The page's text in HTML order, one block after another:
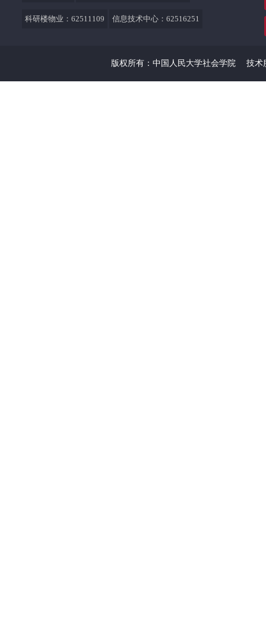
科研楼物业：62511109 信息技术中心：62516251
版权所有：中国人民大学社会学院 技术